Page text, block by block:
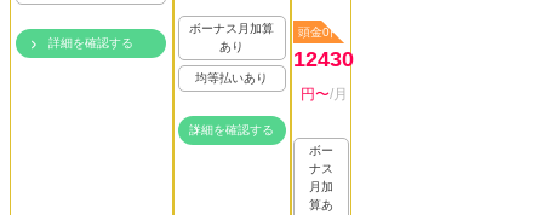
詳細を確認する
ボーナス月加算
あり
均等払いあり
詳細を確認する
頭金0円
12430
円〜/月
ボー
ナス
月加
算あ